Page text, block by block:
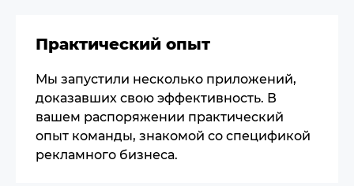
Практический опыт
Мы запустили несколько приложений,
доказавших свою эффективность. В
вашем распоряжении практический
опыт команды, знакомой со спецификой
рекламного бизнеса.